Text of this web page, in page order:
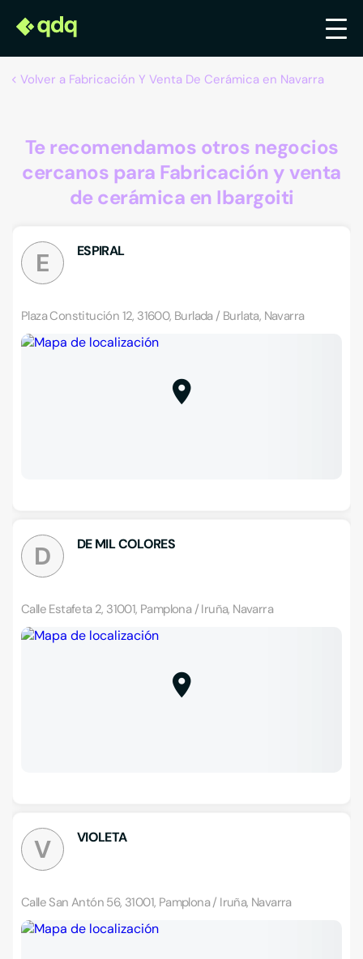
Volver a Fabricación Y Venta De Cerámica en Navarra
Te recomendamos otros negocios
cercanos para Fabricación y venta
de cerámica en Ibargoiti
E ESPIRAL
Plaza Constitución 12, 31600, Burlada / Burlata, Navarra
D DE MIL COLORES
Calle Estafeta 2, 31001, Pamplona / Iruña, Navarra
V VIOLETA
Calle San Antón 56, 31001, Pamplona / Iruña, Navarra